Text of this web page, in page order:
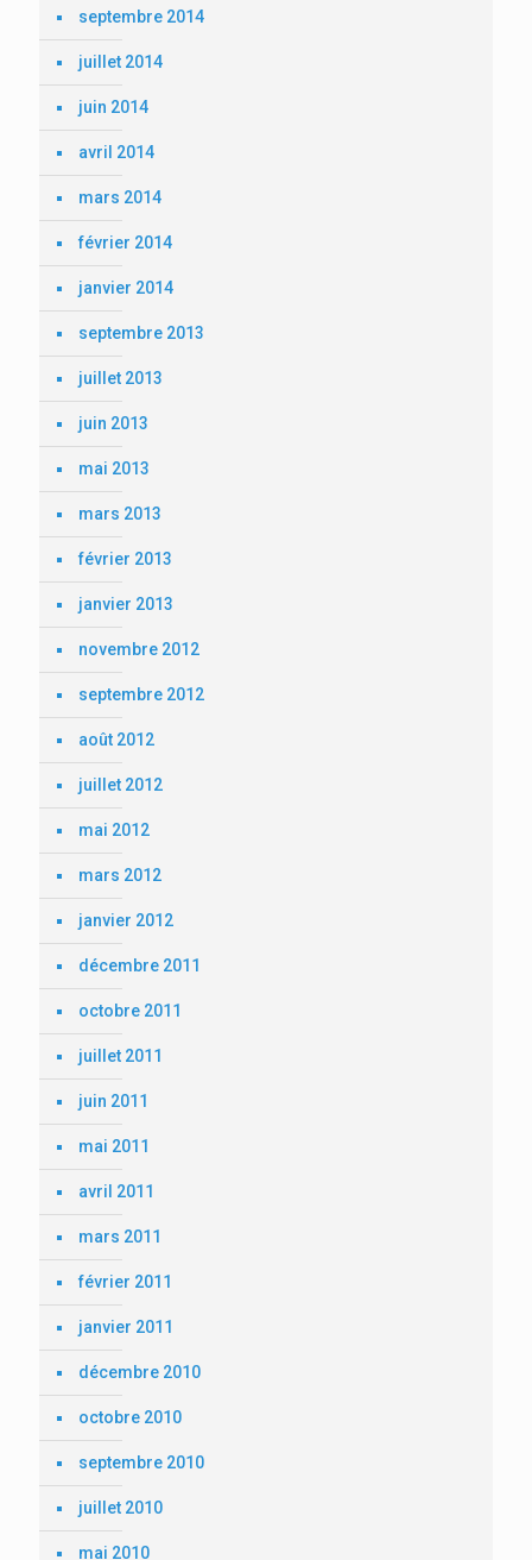
septembre 2014
juillet 2014
juin 2014
avril 2014
mars 2014
février 2014
janvier 2014
septembre 2013
juillet 2013
juin 2013
mai 2013
mars 2013
février 2013
janvier 2013
novembre 2012
septembre 2012
août 2012
juillet 2012
mai 2012
mars 2012
janvier 2012
décembre 2011
octobre 2011
juillet 2011
juin 2011
mai 2011
avril 2011
mars 2011
février 2011
janvier 2011
décembre 2010
octobre 2010
septembre 2010
juillet 2010
mai 2010